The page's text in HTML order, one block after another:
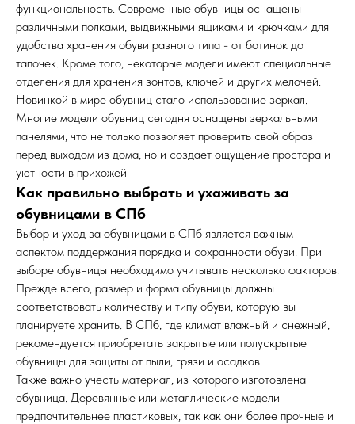
функциональность. Современные обувницы оснащены
различными полками, выдвижными ящиками и крючками для
удобства хранения обуви разного типа - от ботинок до
тапочек. Кроме того, некоторые модели имеют специальные
отделения для хранения зонтов, ключей и других мелочей.
Новинкой в мире обувниц стало использование зеркал.
Многие модели обувниц сегодня оснащены зеркальными
панелями, что не только позволяет проверить свой образ
перед выходом из дома, но и создает ощущение простора и
уютности в прихожей
Как правильно выбрать и ухаживать за
обувницами в СПб
Выбор и уход за обувницами в СПб является важным
аспектом поддержания порядка и сохранности обуви. При
выборе обувницы необходимо учитывать несколько факторов.
Прежде всего, размер и форма обувницы должны
соответствовать количеству и типу обуви, которую вы
планируете хранить. В СПб, где климат влажный и снежный,
рекомендуется приобретать закрытые или полускрытые
обувницы для защиты от пыли, грязи и осадков.
Также важно учесть материал, из которого изготовлена
обувница. Деревянные или металлические модели
предпочтительнее пластиковых, так как они более прочные и